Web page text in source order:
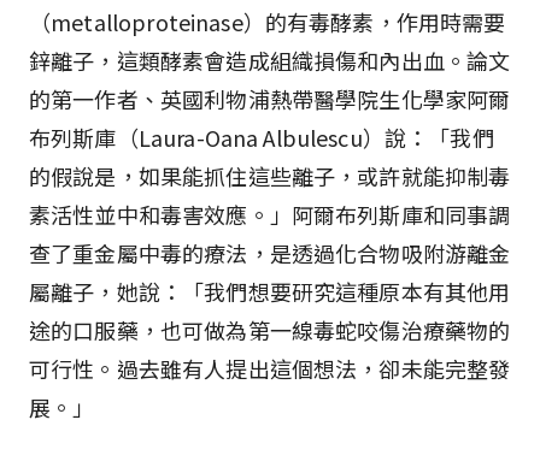
（metalloproteinase）的有毒酵素，作用時需要
鋅離子，這類酵素會造成組織損傷和內出血。論文
的第一作者、英國利物浦熱帶醫學院生化學家阿爾
布列斯庫（Laura-Oana Albulescu）說：「我們
的假說是，如果能抓住這些離子，或許就能抑制毒
素活性並中和毒害效應。」阿爾布列斯庫和同事調
查了重金屬中毒的療法，是透過化合物吸附游離金
屬離子，她說：「我們想要研究這種原本有其他用
途的口服藥，也可做為第一線毒蛇咬傷治療藥物的
可行性。過去雖有人提出這個想法，卻未能完整發
展。」